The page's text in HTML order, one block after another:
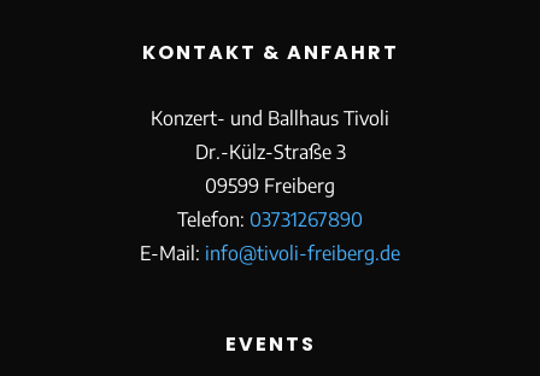
KONTAKT & ANFAHRT
Konzert- und Ballhaus Tivoli
Dr.-Külz-Straße 3
09599 Freiberg
Telefon: 03731267890
E-Mail: info@tivoli-freiberg.de
EVENTS